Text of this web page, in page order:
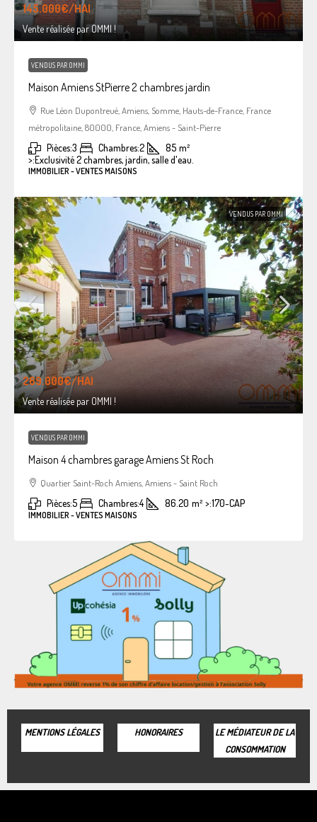
145.000€/HAI
Vente réalisée par OMMI !
VENDUS PAR OMMI
Maison Amiens StPierre 2 chambres jardin
Rue Léon Dupontreué, Amiens, Somme, Hauts-de-France, France
métropolitaine, 80000, France, Amiens - Saint-Pierre
Pièces:3 Chambres:2 85 m²
>:Exclusivité 2 chambres, jardin, salle d'eau.
IMMOBILIER - VENTES MAISONS
VENDUS PAR OMMI
269.000€/HAI
Vente réalisée par OMMI !
VENDUS PAR OMMI
Maison 4 chambres garage Amiens St Roch
Quartier Saint-Roch Amiens, Amiens - Saint Roch
Pièces:5 Chambres:4 86.20 m² >:170-CAP
IMMOBILIER - VENTES MAISONS
MENTIONS LÉGALES HONORAIRES
LE MÉDIATEUR DE LA
CONSOMMATION